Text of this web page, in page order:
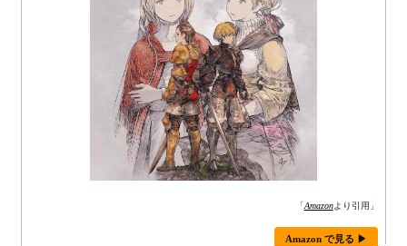
「Amazonより引用」
Amazon で見る ▶